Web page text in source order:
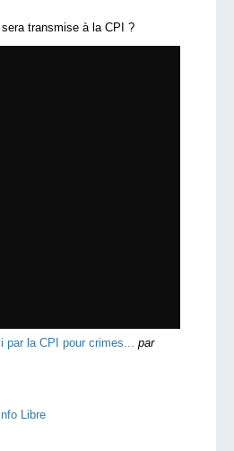
transmise à la CPI ?
la CPI pour crimes...
par
Libre